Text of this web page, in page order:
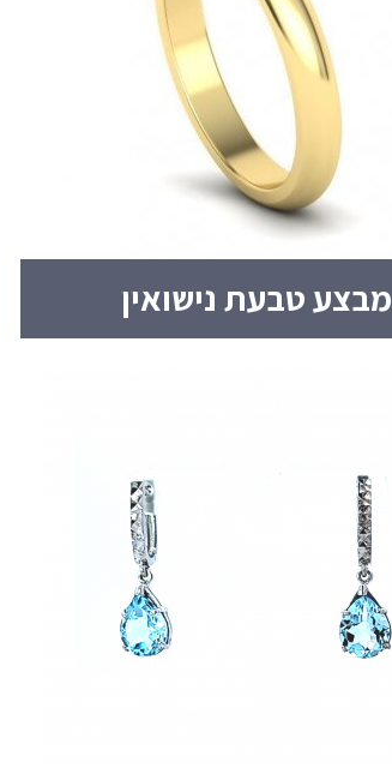
מבצע טבעת נישואין